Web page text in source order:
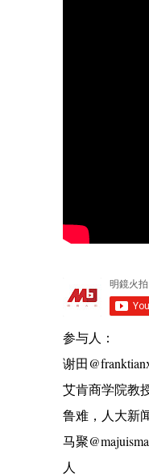
参与人：
谢田
艾肯商学院教
鲁难，人大新
马聚
人